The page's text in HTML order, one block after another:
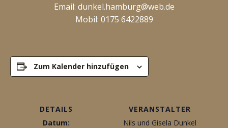
Email: dunkel.hamburg@web.de
Mobil: 0175 6422889
Zum Kalender hinzufügen
DETAILS
Datum:
VERANSTALTER
Nils und Gisela Dunkel